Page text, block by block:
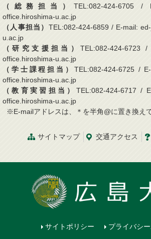
（総務担当）TEL:082-424-6705 /
office.hiroshima-u.ac.jp
（人事担当） TEL:082-424-6859 / E-mail:
u.ac.jp
（研究支援担当）TEL:082-424-6723
office.hiroshima-u.ac.jp
（学士課程担当） TEL:082-424-6725 /
office.hiroshima-u.ac.jp
（教育実習担当） TEL:082-424-6717 /
office.hiroshima-u.ac.jp
※E-mailアドレスは、＊を半角@に置き換え
サイトマップ 交通アクセス
サイトポリシー プライバシ